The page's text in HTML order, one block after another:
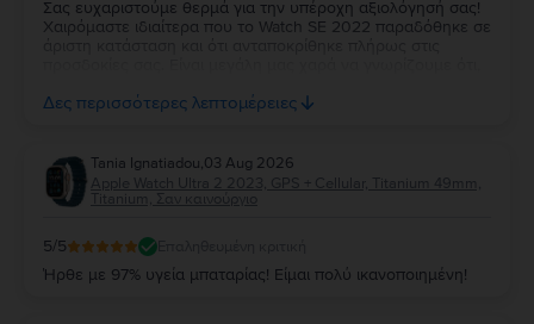
Σας ευχαριστούμε θερμά για την υπέροχη αξιολόγησή σας!
Χαιρόμαστε ιδιαίτερα που το Watch SE 2022 παραδόθηκε σε
απολαύσετε τη νέα σας συσκευή για πολλά χρόνια!
Δες περισσότερες λεπτομέρειες
Tania Ignatiadou,03 Aug 2026
Apple Watch Ultra 2 2023, GPS + Cellular, Titanium 49mm,
Titanium, Σαν καινούργιο
5/5
Ήρθε με 97% υγεία μπαταρίας! Είμαι πολύ ικανοποιημένη!